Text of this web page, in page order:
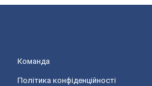
Команда
Політика конфіденційності